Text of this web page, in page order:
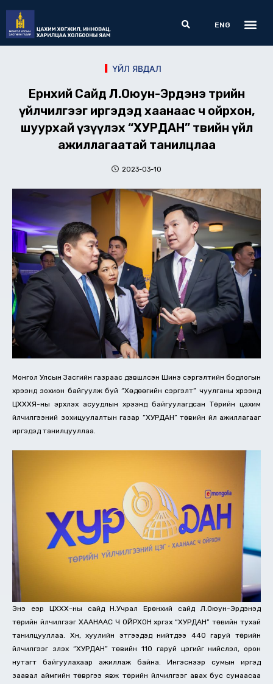
content
Search
ENG
ҮЙЛ ЯВДАЛ
Ерөнхий Сайд Л.Оюун-Эрдэнэ төрийн
үйлчилгээг иргэдэд хаанаас ч ойрхон,
шуурхай үзүүлэх “ХУРДАН” төвийн үйл
ажиллагаатай танилцлаа
2023-03-10
Монгол Улсын Засгийн газраас дэвшүүлсэн Шинэ сэргэлтийн бодлогын
хүрээнд зохион байгуулж буй “Хөдөөгийн сэргэлт” чуулганы хүрээнд
ЦХХХЯ-ны эрхлэх асуудлын хүрээнд байгуулагдсан Төрийн цахим
үйлчилгээний зохицуулалтын газар “ХУРДАН” төвийн үйл ажиллагааг
иргэдэд танилцууллаа.
Энэ үеэр ЦХХХ-ны сайд Н.Учрал Ерөнхий сайд Л.Оюун-Эрдэнэд
төрийн үйлчилгээг ХААНААС Ч ОЙРХОН хүргэх “ХУРДАН” төвийн тухай
танилцууллаа. Хүн, хуулийн этгээдэд нийтдээ 440 гаруй төрийн
үйлчилгээг үзүүлэх “ХУРДАН” төвийн 110 гаруй цэгийг нийслэл, орон
нутагт байгуулахаар ажиллаж байна. Ингэснээр сумын иргэд
заавал аймгийн төврүүгээ явж төрийн үйлчилгээг авах бус сумаасаа